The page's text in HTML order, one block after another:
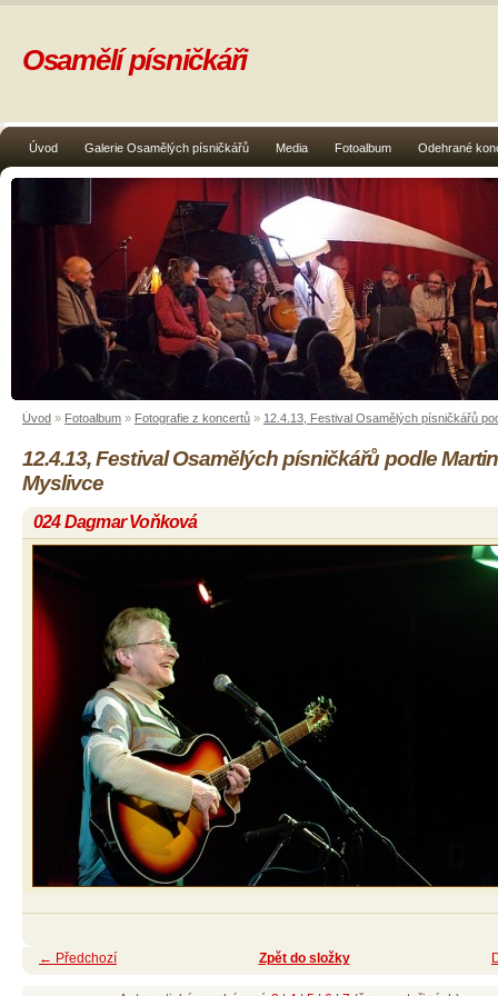
Úvod Galerie Osamělých písničkářů Media Fotoalbum Odehrané
Osamělí písničkáři
Úvod » Fotoalbum » Fotografie z koncertů » 12.4.13, Festival Osamělých písničkářů
12.4.13, Festival Osamělých písničkářů podle
Myslivce
024 Dagmar Voňková
← Předchozí Zpět do složky